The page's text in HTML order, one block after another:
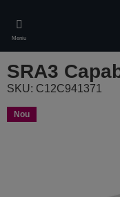
main
content
Meniu
SRA3
SKU: C12C941371
Nou